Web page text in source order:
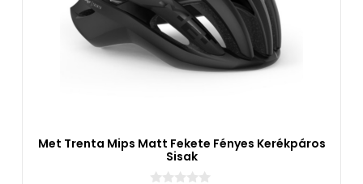
Met Trenta Mips Matt Fekete Fényes Kerékpáros
Sisak